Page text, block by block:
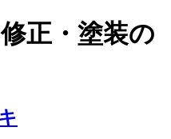
正・塗装の